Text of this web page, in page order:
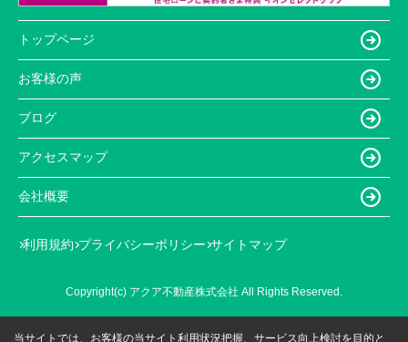
トップページ
お客様の声
ブログ
アクセスマップ
会社概要
利用規約 プライバシーポリシー サイトマップ
Copyright(c) アクア不動産株式会社 All Rights Reserved.
当サイトでは、お客様の当サイト利用状況把握、サービス向上検討を目的と